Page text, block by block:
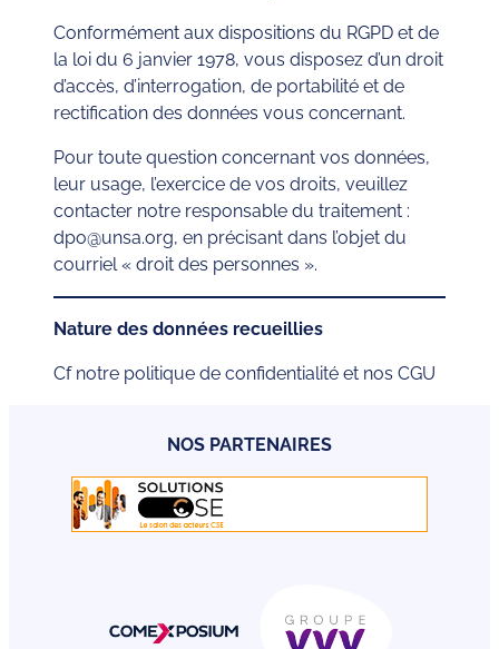
Conformément aux dispositions du RGPD et de
la loi du 6 janvier 1978, vous disposez d’un droit
d’accès, d’interrogation, de portabilité et de
rectification des données vous concernant.
Pour toute question concernant vos données,
leur usage, l’exercice de vos droits, veuillez
contacter notre responsable du traitement :
dpo@unsa.org, en précisant dans l’objet du
courriel « droit des personnes ».
Nature des données recueillies
Cf notre politique de confidentialité et nos CGU
NOS PARTENAIRES